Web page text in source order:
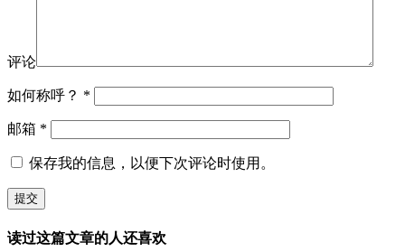
评论
如何称呼？ *
邮箱 *
保存我的信息，以便下次评论时使用。
读过这篇文章的人还喜欢